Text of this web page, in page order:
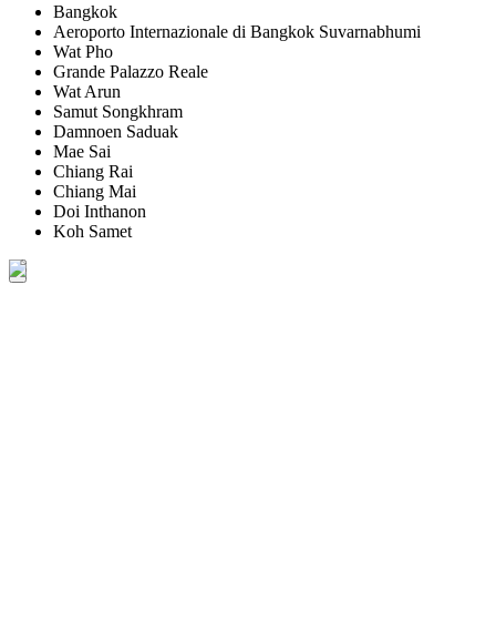
Bangkok
Aeroporto Internazionale di Bangkok Suvarnabhumi
Wat Pho
Grande Palazzo Reale
Wat Arun
Samut Songkhram
Damnoen Saduak
Mae Sai
Chiang Rai
Chiang Mai
Doi Inthanon
Koh Samet